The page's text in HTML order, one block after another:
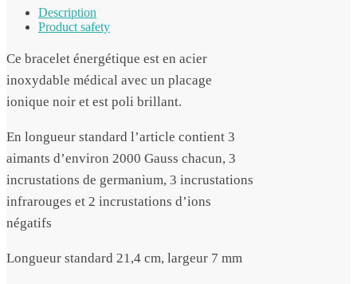
Description
Product safety
Ce bracelet énergétique est en acier
inoxydable médical avec un placage
ionique noir et est poli brillant.
En longueur standard l’article contient 3
aimants d’environ 2000 Gauss chacun, 3
incrustations de germanium, 3 incrustations
infrarouges et 2 incrustations d’ions
négatifs
Longueur standard 21,4 cm, largeur 7 mm